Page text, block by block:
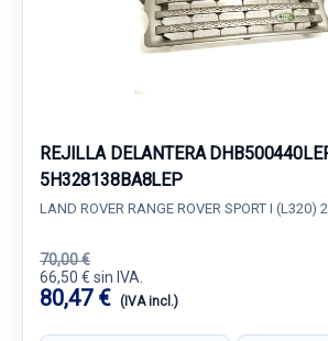
REJILLA DELANTERA
5H328138BA8LEP
LAND ROVER RANGE ROVER SPORT I (L320)
70,00 €
66,50 € sin IVA.
80,47 € (IVA incl.)